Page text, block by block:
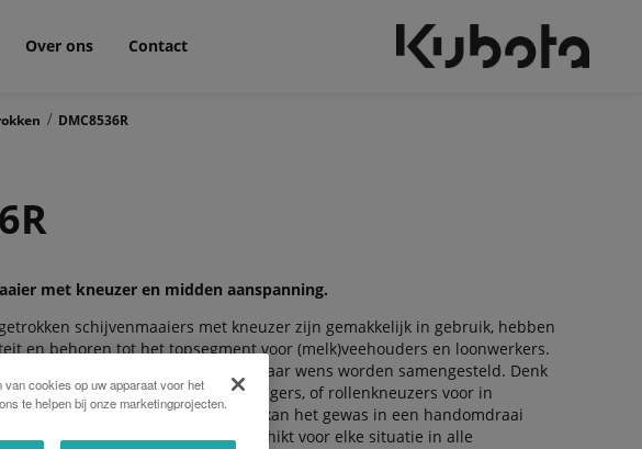
Over ons Contact
/ DMC8536R
met kneuzer en midden aanspanning.
schijvenmaaiers met kneuzer zijn gemakkelijk in gebruik, hebben
en behoren tot het topsegment voor (melk)veehouders en loonwerkers.
in verschillende modellen en kan naar wens worden samengesteld. Denk
SemiSwing stalen kneusvingers, of rollenkneuzers voor in
Met de FlipOver breedspreidset kan het gewas in een handomdraai
worden weggelegd. Geschikt voor elke situatie in alle
cookies op uw apparaat voor het
te helpen bij onze marketingprojecten.